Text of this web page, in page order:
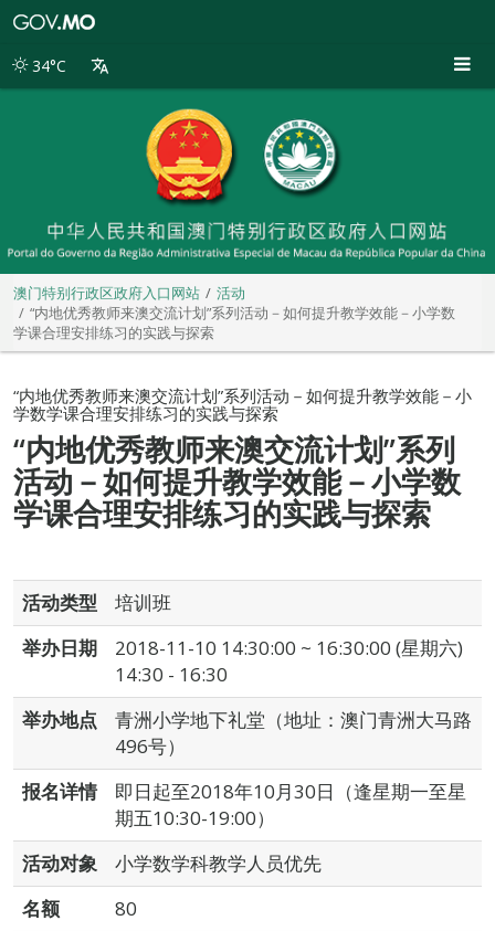
别
34°C
澳门特别行政区政府入口网站
活动
“内地优秀教师来澳交流计划”系列活动－如何提升教学效能－小学数
学课合理安排练习的实践与探索
“内地优秀教师来澳交流计划”系列活动－如何提升教学效能－小
学数学课合理安排练习的实践与探索
“内地优秀教师来澳交流计划”系列
活动－如何提升教学效能－小学数
学课合理安排练习的实践与探索
活动类型
培训班
举办日期
2018-11-10 14:30:00 ~ 16:30:00 (星期六)
14:30 - 16:30
举办地点
青洲小学地下礼堂（地址：澳门青洲大马路
496号）
报名详情
即日起至2018年10月30日（逢星期一至星
期五10:30-19:00）
活动对象
小学数学科教学人员优先
名额
80